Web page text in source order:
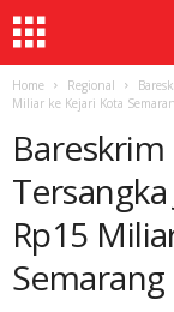
Home Regional
Miliar ke Kejari Kota
Rp15
Semarang